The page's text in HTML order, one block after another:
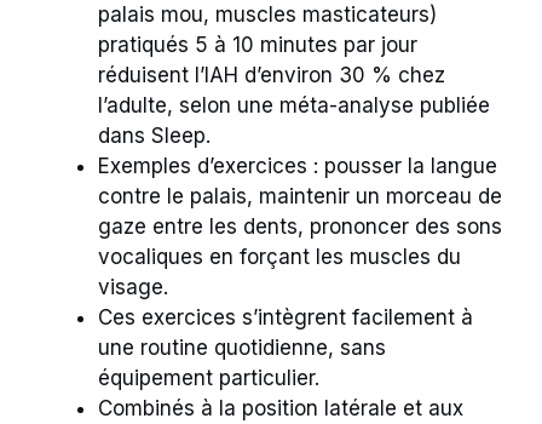
palais mou, muscles masticateurs)
pratiqués 5 à 10 minutes par jour
réduisent l’IAH d’environ 30 % chez
l’adulte, selon une méta-analyse publiée
dans Sleep.
Exemples d’exercices : pousser la langue
contre le palais, maintenir un morceau de
gaze entre les dents, prononcer des sons
vocaliques en forçant les muscles du
visage.
Ces exercices s’intègrent facilement à
une routine quotidienne, sans
équipement particulier.
Combinés à la position latérale et aux